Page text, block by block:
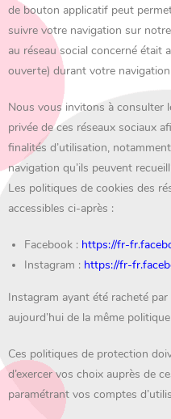
de bouton applicatif peut
suivre votre navigation sur
au réseau social concerné était
ouverte) durant votre
Nous vous invitons à consulter
privée de ces réseaux sociaux
finalités d’utilisation,
navigation qu’ils peuvent
Les politiques de cookies des
accessibles ci-après :
Facebook : https://fr-
Instagram : https://fr-
Instagram ayant été racheté
aujourd’hui de la même
Ces politiques de protection
d’exercer vos choix auprès de
paramétrant vos comptes